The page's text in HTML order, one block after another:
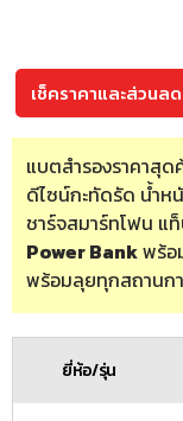
เช็คราคาและส่วนล
แบตสำรองราคาสุ
ดีไซน์กะทัดรัด น้ำห
ชาร์จสมาร์ทโฟน แ
Power Bankพร้อ
พร้อมลุยทุกสถานก
ยี่ห้อ/รุ่น